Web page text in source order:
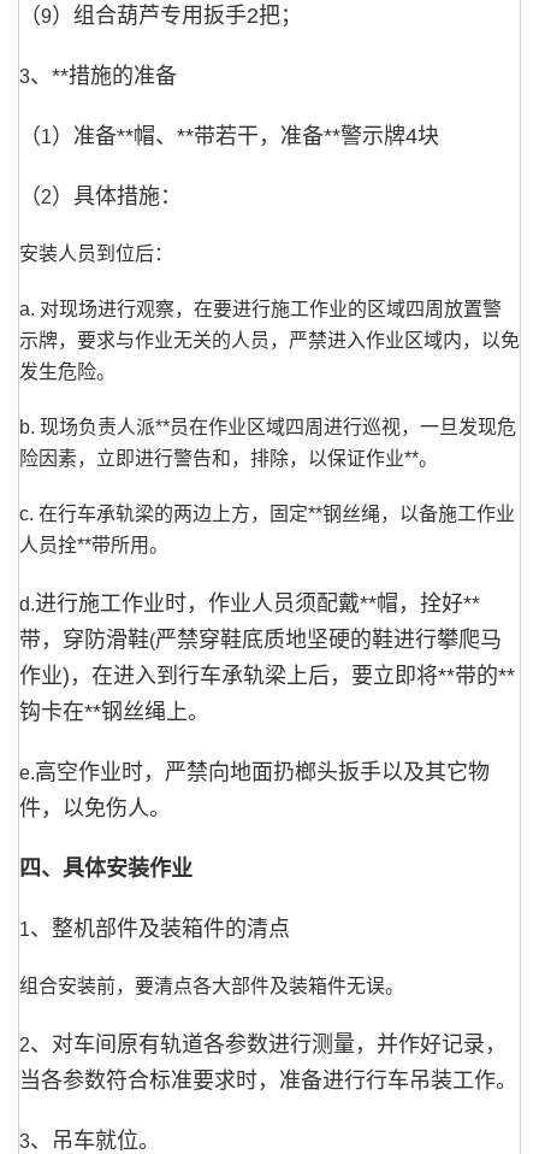
（9）组合葫芦专用扳手2把；
3、**措施的准备
（1）准备**帽、**带若干，准备**警示牌4块
（2）具体措施：
安装人员到位后：
a. 对现场进行观察，在要进行施工作业的区域四周放置警
示牌，要求与作业无关的人员，严禁进入作业区域内，以免
发生危险。
b. 现场负责人派**员在作业区域四周进行巡视，一旦发现危
险因素，立即进行警告和，排除，以保证作业**。
c. 在行车承轨梁的两边上方，固定**钢丝绳，以备施工作业
人员拴**带所用。
d.进行施工作业时，作业人员须配戴**帽，拴好**
带，穿防滑鞋(严禁穿鞋底质地坚硬的鞋进行攀爬马
作业) ，在进入到行车承轨梁上后，要立即将**带的**
钩卡在**钢丝绳上。
e.高空作业时，严禁向地面扔榔头扳手以及其它物
件，以免伤人。
四、具体安装作业
1、整机部件及装箱件的清点
组合安装前，要清点各大部件及装箱件无误。
2、对车间原有轨道各参数进行测量，并作好记录，
当各参数符合标准要求时，准备进行行车吊装工作。
3、吊车就位。